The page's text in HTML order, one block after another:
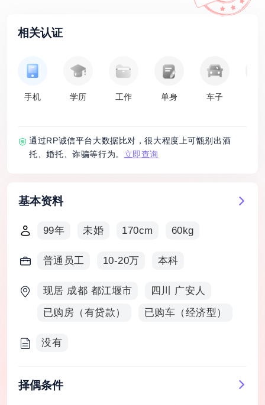
相关认证
手机 学历 工作 单身 车子
通过RP诚信平台大数据比对，很大程度上可甑别出酒
托、婚托、诈骗等行为。 立即查询
基本资料
99年 未婚 170cm 60kg
普通员工 10-20万 本科
现居 成都 都江堰市
四川 广安人
已购房（有贷款）
已购车（经济型）
没有
择偶条件